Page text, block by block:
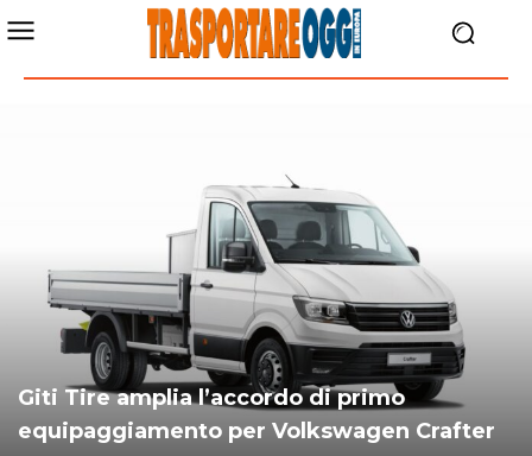
Giti Tire amplia l’accordo di primo
equipaggiamento per Volkswagen Crafter